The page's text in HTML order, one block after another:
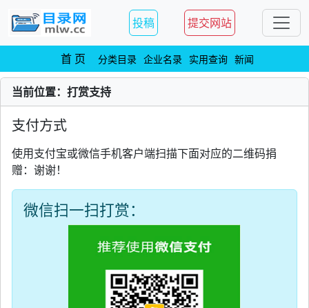
投稿 提交网站
首 页 分类目录 企业名录 实用查询 新闻
当前位置：打赏支持
支付方式
使用支付宝或微信手机客户端扫描下面对应的二维码捐
赠：谢谢！
微信扫一扫打赏：